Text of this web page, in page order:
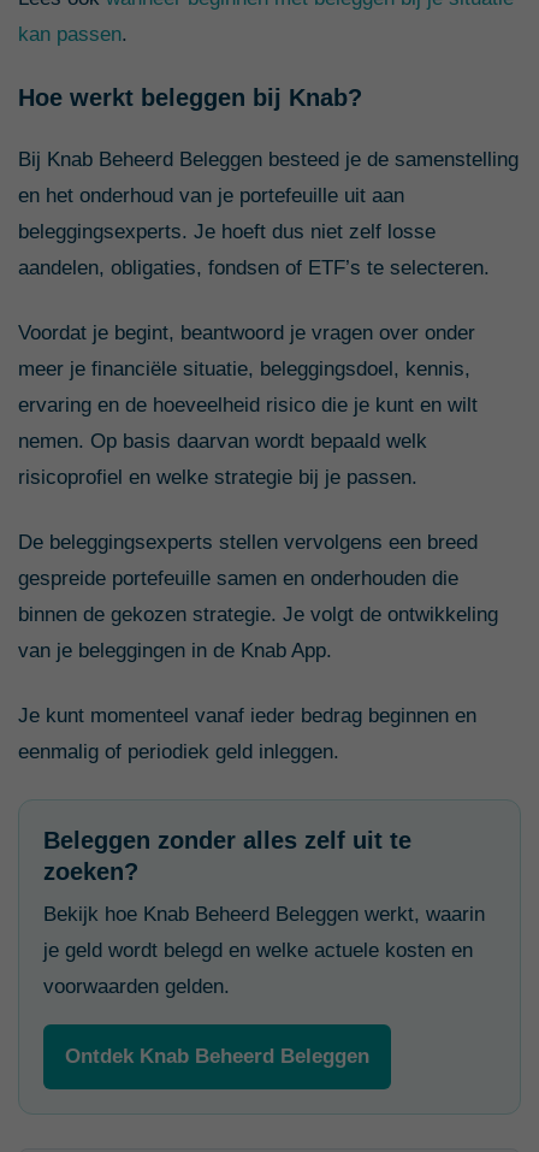
kan passen.
Hoe werkt beleggen bij Knab?
Bij Knab Beheerd Beleggen besteed je de samenstelling
en het onderhoud van je portefeuille uit aan
beleggingsexperts. Je hoeft dus niet zelf losse
aandelen, obligaties, fondsen of ETF’s te selecteren.
Voordat je begint, beantwoord je vragen over onder
meer je financiële situatie, beleggingsdoel, kennis,
ervaring en de hoeveelheid risico die je kunt en wilt
nemen. Op basis daarvan wordt bepaald welk
risicoprofiel en welke strategie bij je passen.
De beleggingsexperts stellen vervolgens een breed
gespreide portefeuille samen en onderhouden die
binnen de gekozen strategie. Je volgt de ontwikkeling
van je beleggingen in de Knab App.
Je kunt momenteel vanaf ieder bedrag beginnen en
eenmalig of periodiek geld inleggen.
Beleggen zonder alles zelf uit te
zoeken?
Bekijk hoe Knab Beheerd Beleggen werkt, waarin
je geld wordt belegd en welke actuele kosten en
voorwaarden gelden.
Ontdek Knab Beheerd Beleggen